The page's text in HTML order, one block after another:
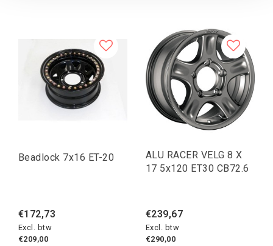
Beadlock 7x16 ET-20
€172,73
Excl. btw
€209,00
ALU RACER VELG 8 X
17 5x120 ET30 CB72.6
€239,67
Excl. btw
€290,00